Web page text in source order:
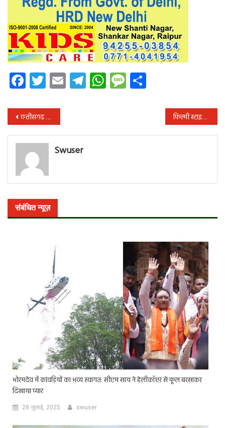
Facebook
Twitter
EmailTelegram
WhatsApp
Message
पोस्ट
नेविगेशन
छत्तीसगढ़ राज्य महिला आयोग की अध्यक्ष डॉ. किरणमयी नायक ने की जनसुनवाई फिल्मी स्टाइल में किडनैपिंग, 5 घंटे तक बनाया बंधक! मारपीट कर लूटे कैश, मोबाइल और स्कूटी, 4 नाबालिग समेत 6 गिरफ्तार
Swuser
संबंधित न्यूज़
भोरमदेव में कांवड़ियों का भव्य स्वागत: सीएम साय ने हेलीकॉप्टर से फूल बरसाकर
दिखाया प्यार
28 जुलाई, 2025 swuser